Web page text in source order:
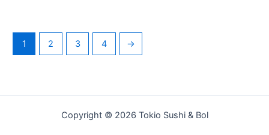
1 2 3 4 →
Copyright © 2026 Tokio Sushi & Bol